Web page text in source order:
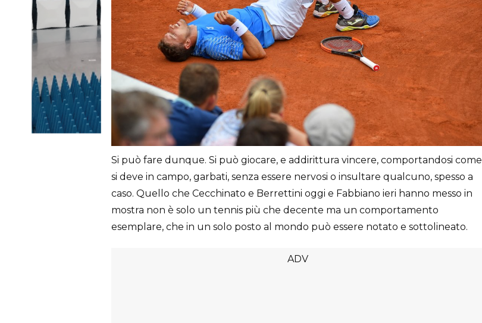
Si può fare dunque. Si può giocare, e addirittura vincere, comportandosi come
si deve in campo, garbati, senza essere nervosi o insultare qualcuno, spesso a
caso. Quello che Cecchinato e Berrettini oggi e Fabbiano ieri hanno messo in
mostra non è solo un tennis più che decente ma un comportamento
esemplare, che in un solo posto al mondo può essere notato e sottolineato.